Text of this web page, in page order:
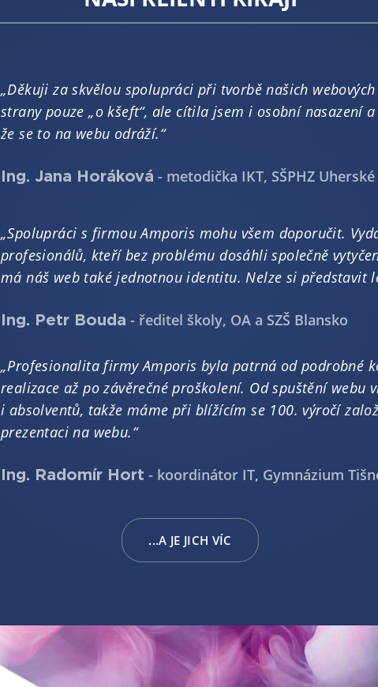
„Děkuji za skvělou spolupráci při tvorbě našich
strany pouze „o kšeft“, ale cítila jsem i osobní nasazení
že se to na webu odráží.“
Ing. Jana Horáková - metodička IKT, SŠPHZ
„Spolupráci s firmou Amporis mohu všem doporučit.
profesionálů, kteří bez problému dosáhli společně
má náš web také jednotnou identitu. Nelze si představit
Ing. Petr Bouda - ředitel školy, OA a SZŠ Blansko
„Profesionalita firmy Amporis byla patrná od podrobné
realizace až po závěrečné proškolení. Od spuštění webu
i absolventů, takže máme při blížícím se 100. výročí
prezentaci na webu.“
Ing. Radomír Hort - koordinátor IT, Gymnázium
...A JE JICH VÍC